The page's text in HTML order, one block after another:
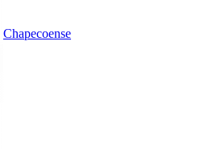
Chapecoense